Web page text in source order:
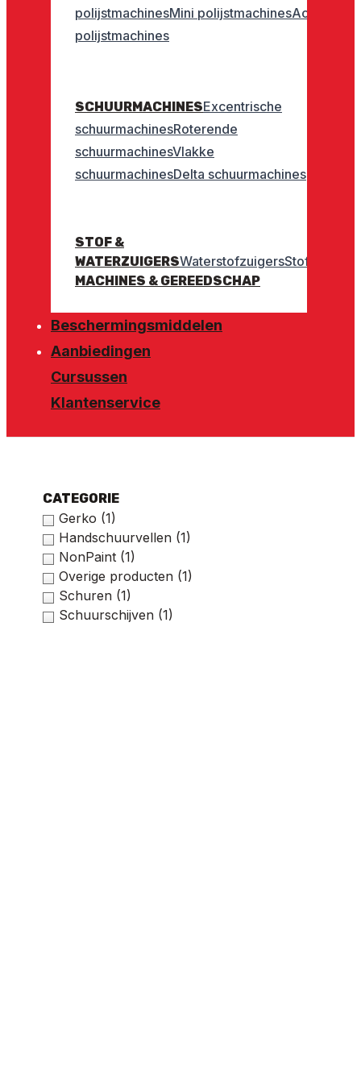
polijstmachinesMini polijstmachinesAccu
polijstmachines
SCHUURMACHINESExcentrische
schuurmachinesRoterende
schuurmachinesVlakke
schuurmachinesDelta schuurmachines
STOF &
WATERZUIGERSWaterstofzuigersStofzuigers
MACHINES & GEREEDSCHAP
Beschermingsmiddelen
Aanbiedingen
Cursussen
Klantenservice
CATEGORIE
Gerko (1)
Handschuurvellen (1)
NonPaint (1)
Overige producten (1)
Schuren (1)
Schuurschijven (1)